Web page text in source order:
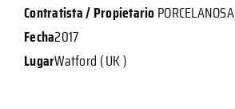
Contratista / PropietarioPORCELANOSA
Fecha2017
LugarWatford ( UK )